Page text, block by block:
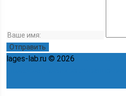
lages-lab.ru © 2026